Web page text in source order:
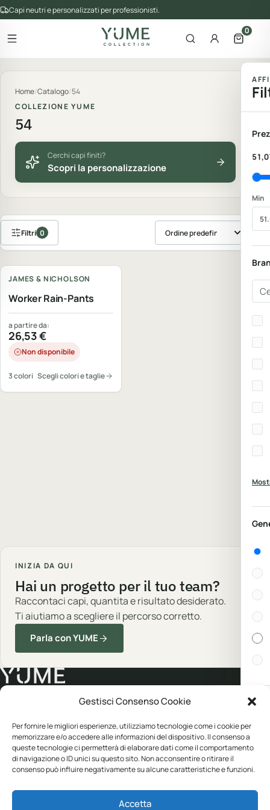
Gestisci Consenso Cookie
Per fornire le migliori esperienze, utilizziamo tecnologie come i cookie per
memorizzare e/o accedere alle informazioni del dispositivo. Il consenso a
queste tecnologie ci permetterà di elaborare dati come il comportamento
di navigazione o ID unici su questo sito. Non acconsentire o ritirare il
consenso può influire negativamente su alcune caratteristiche e funzioni.
Accetta
Capi neutri e personalizzati per professionisti.
Apri il menu
del catalogo
Apri la ricerca
AccountApri il
0
Home/Catalogo/54
COLLEZIONE YUME
54
Cerchi capi finiti?
Scopri la personalizzazione
Min
Filtri 0 Ordina prodotti
Personalizzabile
JAMES & NICHOLSON
Worker Rain-Pants
a partire da:
26,53€
Non disponibile
3 colori Scegli colori e taglie
INIZIA DA QUI
Hai un progetto per il tuo team?
Raccontaci capi, quantita e risultato desiderato.
Ti aiutiamo a scegliere il percorso corretto.
Parla con YUME
personalizzato.
Personalizzazione